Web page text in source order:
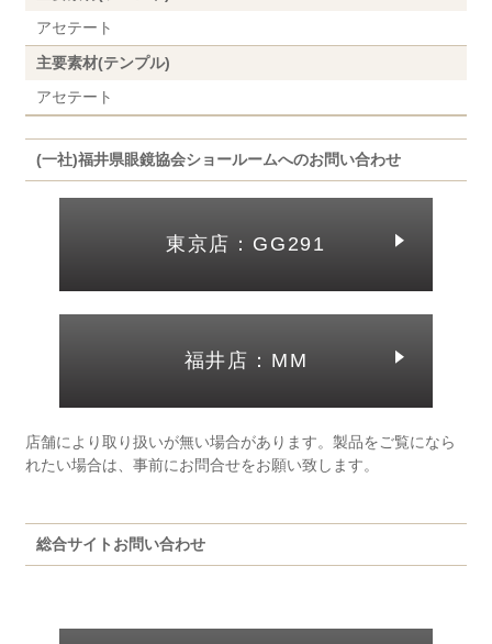
アセテート
主要素材(テンプル)
アセテート
(一社)福井県眼鏡協会ショールームへのお問い合わせ
東京店：GG291
福井店：MM
店舗により取り扱いが無い場合があります。製品をご覧になら
れたい場合は、事前にお問合せをお願い致します。
総合サイトお問い合わせ